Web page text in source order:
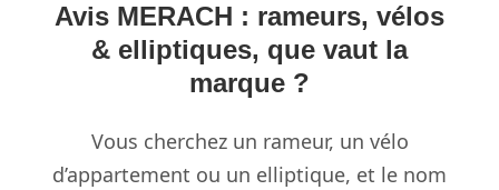
Avis MERACH : rameurs, vélos
& elliptiques, que vaut la
marque ?
Vous cherchez un rameur, un vélo
d’appartement ou un elliptique, et le nom